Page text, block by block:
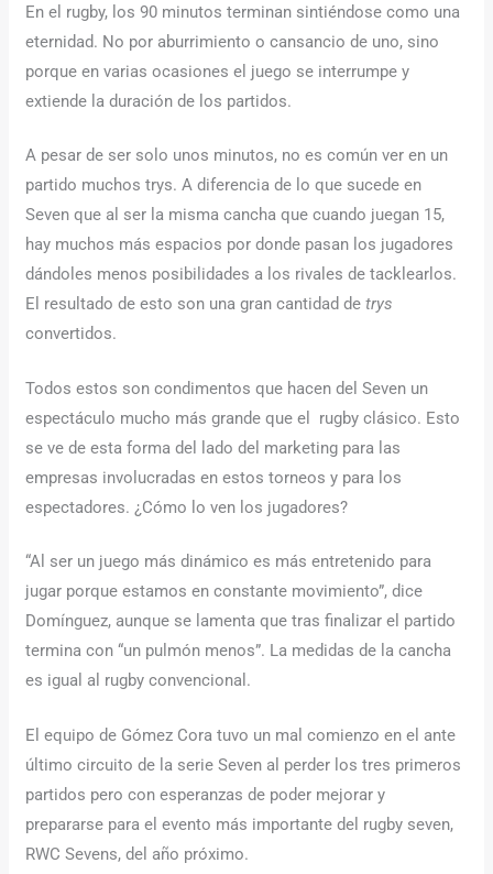
En el rugby, los 90 minutos terminan sintiéndose como una
eternidad. No por aburrimiento o cansancio de uno, sino
porque en varias ocasiones el juego se interrumpe y
extiende la duración de los partidos.
A pesar de ser solo unos minutos, no es común ver en un
partido muchos trys. A diferencia de lo que sucede en
Seven que al ser la misma cancha que cuando juegan 15,
hay muchos más espacios por donde pasan los jugadores
dándoles menos posibilidades a los rivales de tacklearlos.
El resultado de esto son una gran cantidad detrys
convertidos.
Todos estos son condimentos que hacen del Seven un
espectáculo mucho más grande que el
rugby clásico. Esto
se ve de esta forma del lado del marketing para las
empresas involucradas en estos torneos y para los
espectadores. ¿Cómo lo ven los jugadores?
“Al ser un juego más dinámico es más entretenido para
jugar porque estamos en constante movimiento”, dice
Domínguez, aunque se lamenta que tras finalizar el partido
termina con “un pulmón menos”. La medidas de la cancha
es igual al rugby convencional.
El equipo de Gómez Cora tuvo un mal comienzo en el ante
último circuito de la serie Seven al perder los tres primeros
partidos pero con esperanzas de poder mejorar y
prepararse para el evento más importante del rugby seven,
RWC Sevens, del año próximo.